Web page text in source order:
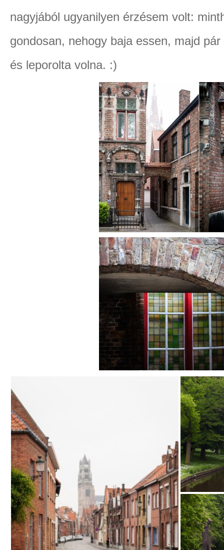
nagyjából ugyanilyen érzésem volt:
gondosan, nehogy baja essen, majd
és leporolta volna. :)